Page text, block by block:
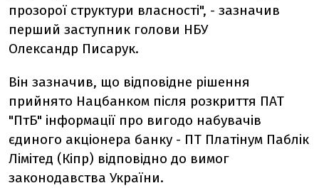
прозорої структури власності", - зазначив
перший заступник голови НБУ
Олександр Писарук.
Він зазначив, що відповідне рішення
прийнято Нацбанком після розкриття ПАТ
"ПтБ" інформації про вигодо набувачів
єдиного акціонера банку - ПТ Платінум Паблік
Лімітед (Кіпр) відповідно до вимог
законодавства України.